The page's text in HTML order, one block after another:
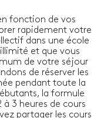
fonction de vos
rapidement votre
dans une école
et que vous
de votre séjour
de réserver les
pendant toute la
la formule
à 3 heures de cours
partager les cours